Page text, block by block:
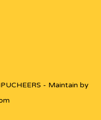
- Maintain by